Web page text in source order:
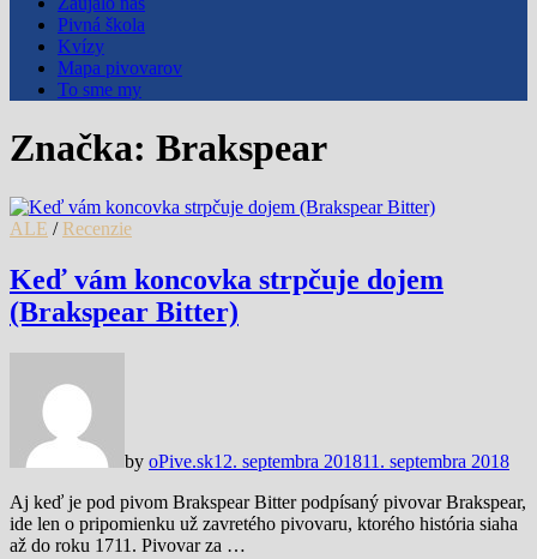
Pivná škola
Kvízy
Mapa pivovarov
To sme my
Značka: Brakspear
ALE / Recenzie
Keď vám koncovka strpčuje dojem
(Brakspear Bitter)
by oPive.sk12. septembra 201811. septembra 2018
Aj keď je pod pivom Brakspear Bitter podpísaný pivovar Brakspear,
ide len o pripomienku už zavretého pivovaru, ktorého história siaha
až do roku 1711. Pivovar za …